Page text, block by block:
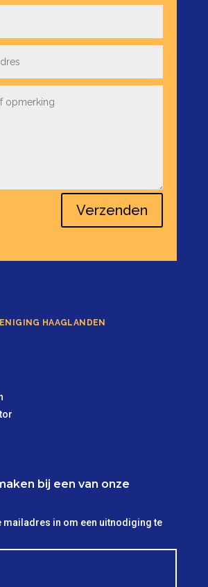
Verzenden
HAAGLANDEN
bij een van onze
mailadres in om een uitnodiging te